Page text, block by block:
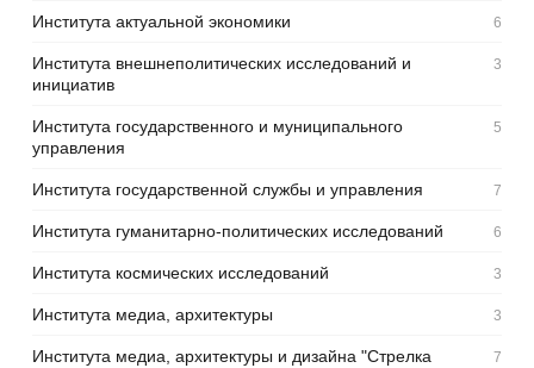
Института актуальной экономики 6
Института внешнеполитических исследований и
инициатив
3
Института государственного и муниципального
управления
5
Института государственной службы и управления 7
Института гуманитарно-политических исследований 6
Института космических исследований 3
Института медиа, архитектуры 3
Института медиа, архитектуры и дизайна "Стрелка 7